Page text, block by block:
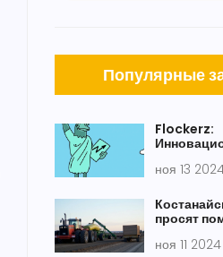
Популярные
Flockerz:
Earn
ноя 13
просят
для
ноя 11 2024